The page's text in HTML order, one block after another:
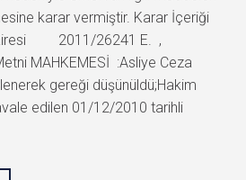
karar vermiştir. Karar İçeriği
2011/26241 E. ,
MAHKEMESİ :Asliye Ceza
gereği düşünüldü;Hakim
edilen 01/12/2010 tarihli